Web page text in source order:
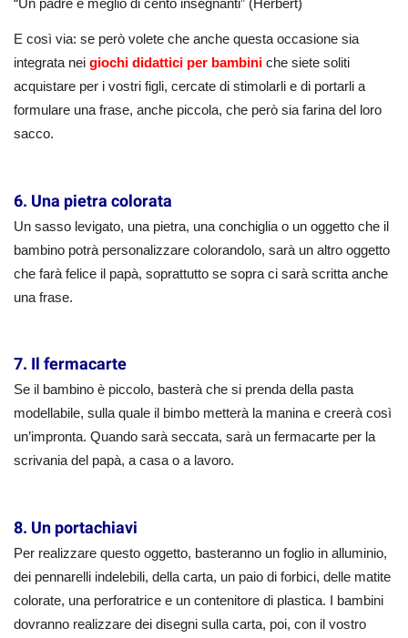
“Un padre è meglio di cento insegnanti” (Herbert)
E così via: se però volete che anche questa occasione sia
integrata nei giochi didattici per bambini che siete soliti
acquistare per i vostri figli, cercate di stimolarli e di portarli a
formulare una frase, anche piccola, che però sia farina del loro
sacco.
6. Una pietra colorata
Un sasso levigato, una pietra, una conchiglia o un oggetto che il
bambino potrà personalizzare colorandolo, sarà un altro oggetto
che farà felice il papà, soprattutto se sopra ci sarà scritta anche
una frase.
7. Il fermacarte
Se il bambino è piccolo, basterà che si prenda della pasta
modellabile, sulla quale il bimbo metterà la manina e creerà così
un’impronta. Quando sarà seccata, sarà un fermacarte per la
scrivania del papà, a casa o a lavoro.
8. Un portachiavi
Per realizzare questo oggetto, basteranno un foglio in alluminio,
dei pennarelli indelebili, della carta, un paio di forbici, delle matite
colorate, una perforatrice e un contenitore di plastica. I bambini
dovranno realizzare dei disegni sulla carta, poi, con il vostro